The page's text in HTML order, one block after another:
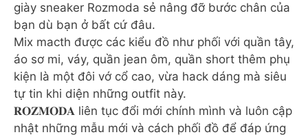
giày sneaker Rozmoda sẻ nâng đỡ bước chân của
bạn dù bạn ở bất cứ đâu.
Mix macth được các kiểu đồ như phối với quần tây,
áo sơ mi, váy, quần jean ôm, quần short thêm phụ
kiện là một đôi vớ cổ cao, vừa hack dáng mà siêu
tự tin khi diện những outfit này.
𝐑𝐎𝐙𝐌𝐎𝐃𝐀 liên tục đổi mới chính mình và luôn cập
nhật những mẫu mới và cách phối đồ để đáp ứng